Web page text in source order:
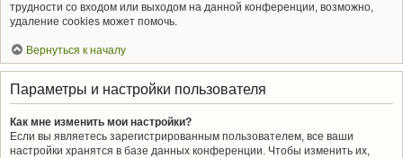
трудности со входом или выходом на данной конференции, возможно,
удаление cookies может помочь.
Вернуться к началу
Параметры и настройки пользователя
Как мне изменить мои настройки?
Если вы являетесь зарегистрированным пользователем, все ваши
настройки хранятся в базе данных конференции. Чтобы изменить их,